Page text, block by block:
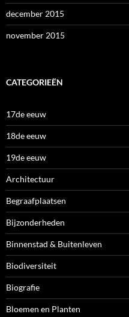
december 2015
november 2015
CATEGORIEËN
17de eeuw
18de eeuw
19de eeuw
Architectuur
Begraafplaatsen
Bijzonderheden
Binnenstad & Buitenleven
Biodiversiteit
Biografie
Bloemen en Planten